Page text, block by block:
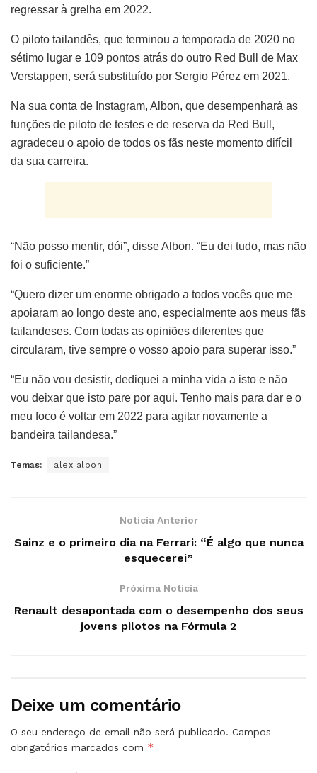
regressar à grelha em 2022.
O piloto tailandês, que terminou a temporada de 2020 no
sétimo lugar e 109 pontos atrás do outro Red Bull de Max
Verstappen, será substituído por Sergio Pérez em 2021.
Na sua conta de Instagram, Albon, que desempenhará as
funções de piloto de testes e de reserva da Red Bull,
agradeceu o apoio de todos os fãs neste momento difícil
da sua carreira.
“Não posso mentir, dói”, disse Albon. “Eu dei tudo, mas não
foi o suficiente.”
“Quero dizer um enorme obrigado a todos vocês que me
apoiaram ao longo deste ano, especialmente aos meus fãs
tailandeses. Com todas as opiniões diferentes que
circularam, tive sempre o vosso apoio para superar isso.”
“Eu não vou desistir, dediquei a minha vida a isto e não
vou deixar que isto pare por aqui. Tenho mais para dar e o
meu foco é voltar em 2022 para agitar novamente a
bandeira tailandesa.”
Temas: alex albon
Notícia Anterior
Sainz e o primeiro dia na Ferrari: “É algo que nunca
esquecerei”
Próxima Notícia
Renault desapontada com o desempenho dos seus
jovens pilotos na Fórmula 2
Deixe um comentário
O seu endereço de email não será publicado. Campos
obrigatórios marcados com *